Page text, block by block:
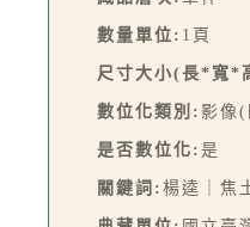
數量單位: 1頁
尺寸大小(長*寬*
數位化類別: 影像(
是否數位化: 是
關鍵詞: 楊逵｜焦